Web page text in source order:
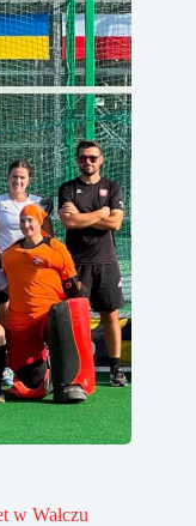
w Wałczu